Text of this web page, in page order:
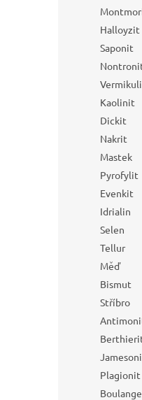
Halloyzit
Saponit
Kaolinit
Dickit
Nakrit
Mastek
Pyrofylit
Evenkit
Idrialin
Selen
Tellur
Měď
Bismut
Stříbro
Plagionit